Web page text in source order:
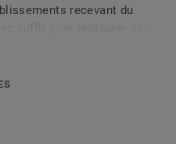
recevant du
plus grande longévité.
une excellente
exigeants tels que les
de 2 designs non